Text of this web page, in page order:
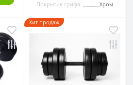
Покрытие грифа:
Хром
Хит продаж